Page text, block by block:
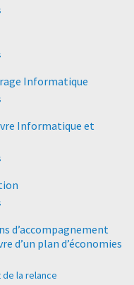
Informatique
Informatique et
d’accompagnement
d’un plan d’économies
la relance